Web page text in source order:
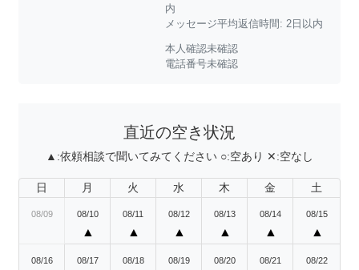
内
メッセージ平均返信時間: 2日以内
本人確認未確認
電話番号未確認
直近の空き状況
▲:依頼相談で聞いてみてください ○:空あり ✕:空なし
日 月 火 水 木 金 土
08/09 08/10
▲
08/11
▲
08/12
▲
08/13
▲
08/14
▲
08/15
▲
08/16 08/17 08/18 08/19 08/20 08/21 08/22